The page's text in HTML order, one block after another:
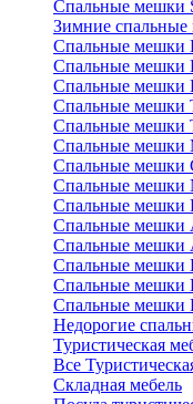
Спальные мешки
Зимние
Спальные мешки
Спальные мешки
Спальные мешки
Спальные
Спальные
Cпальные мешки
Спальные мешки
Спальные мешки
Спальные мешки
Спальные мешки
Спальные мешки
Спальные мешки
Спальные мешки
Спальные мешки
Недорогие
Туристическая
Все
Складная мебель